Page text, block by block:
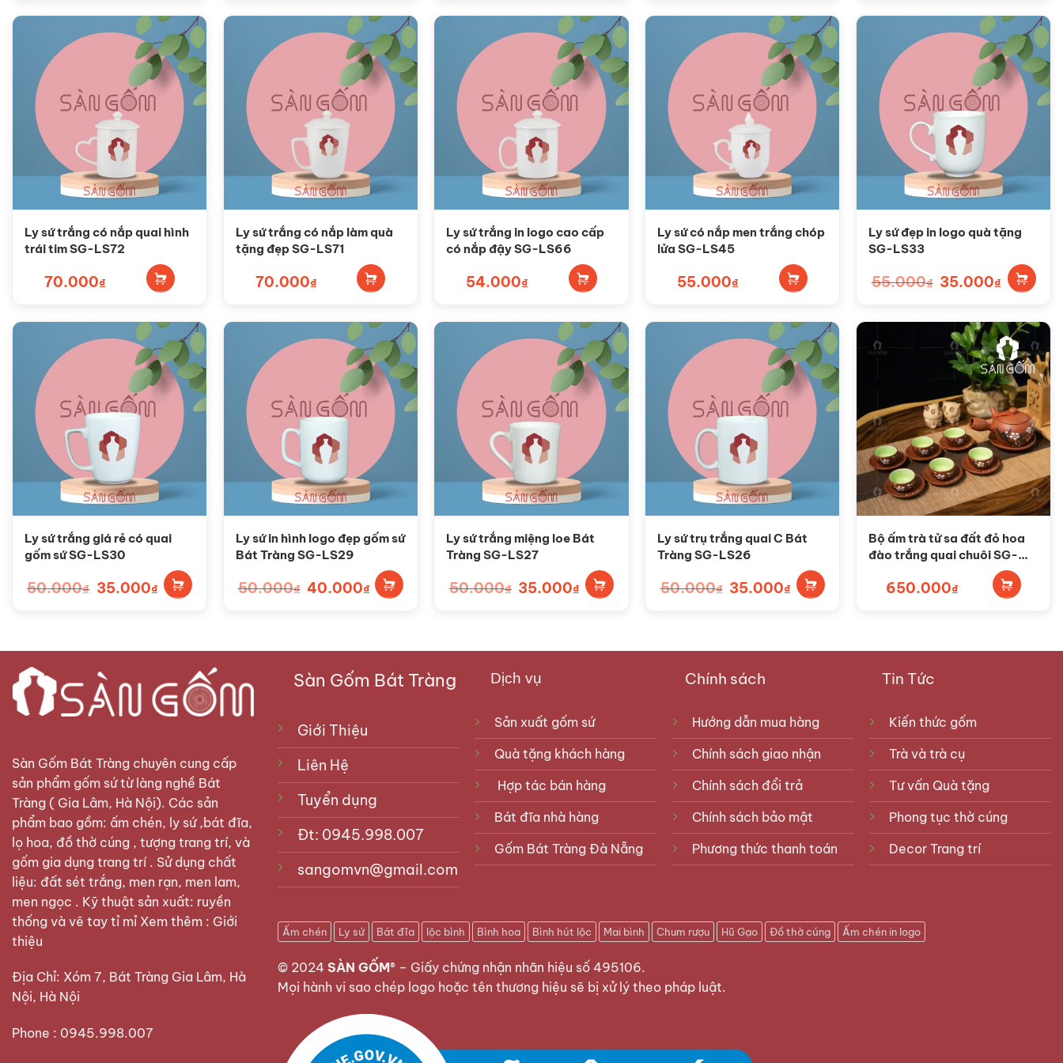
Ly sứ trắng có nắp quai hình
trái tim SG-LS72
70.000₫
Ly sứ trắng có nắp làm quà
tặng đẹp SG-LS71
70.000₫
Ly sứ trắng in logo cao cấp
có nắp đậy SG-LS66
54.000₫
Ly sứ có nắp men trắng chóp
lửa SG-LS45
55.000₫
Ly sứ đẹp in logo quà tặng
SG-LS33
55.000₫ Giá
gốc
35.000₫Giá
hiện
35.000₫.
Ly sứ trắng giá rẻ có quai
gốm sứ SG-LS30
50.000₫ Giá
gốc
35.000₫Giá
hiện
Ly sứ in hình logo đẹp gốm sứ
Bát Tràng SG-LS29
50.000₫ Giá
gốc
40.000₫Giá
hiện
Ly sứ trắng miệng loe Bát
Tràng SG-LS27
50.000₫ Giá
gốc
35.000₫Giá
hiện
Ly sứ trụ trắng quai C Bát
Tràng SG-LS26
50.000₫ Giá
gốc
35.000₫Giá
hiện
Bộ ấm trà tử sa đất đỏ hoa
đào trắng quai chuôi SG-
650.000₫
Sàn Gốm Bát Tràng chuyên cung cấp
sản phẩm gốm sứ từ làng nghề Bát
Tràng ( Gia Lâm, Hà Nội). Các sản
phẩm bao gồm: ấm chén, ly sứ ,bát đĩa,
lọ hoa, đồ thờ cúng , tượng trang trí, và
gốm gia dụng trang trí . Sử dụng chất
liệu: đất sét trắng, men rạn, men lam,
men ngọc . Kỹ thuật sản xuất: ruyền
thống và vẽ tay tỉ mỉ Xem thêm : Giới
thiệu
Địa Chỉ: Xóm 7, Bát Tràng Gia Lâm, Hà
Nội, Hà Nội
Phone : 0945.998.007
Sàn Gốm Bát Tràng
Giới Thiệu
Liên Hệ
Tuyển dụng
Đt: 0945.998.007
sangomvn@gmail.com
Dịch vụ
Sản xuất gốm sứ
Quà tặng khách hàng
Hợp tác bán hàng
Bát đĩa nhà hàng
Gốm Bát Tràng Đà Nẵng
Chính sách
Hướng dẫn mua hàng
Chính sách giao nhận
Chính sách đổi trả
Chính sách bảo mật
Phương thức thanh toán
Tin Tức
Kiến thức gốm
Trà và trà cụ
Tư vấn Quà tặng
Phong tục thờ cúng
Decor Trang trí
Ấm chén Ly sứ Bát đĩa lộc bình Bình hoa Bình hút lộc Mai bình Chum rượu Hũ Gạo Đồ thờ cúng Ấm chén in logo
© 2024 SÀN GỐM® – Giấy chứng nhận nhãn hiệu số 495106.
Mọi hành vi sao chép logo hoặc tên thương hiệu sẽ bị xử lý theo pháp luật.